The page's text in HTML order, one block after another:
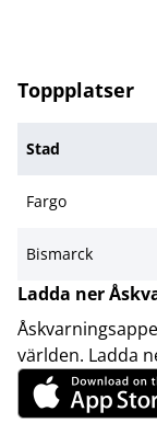
Toppplatser
Stad
Fargo
Bismarck
Ladda ner
världen. Ladda